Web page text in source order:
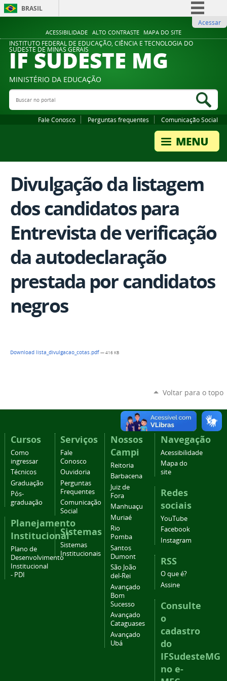
ACESSIBILIDADE ALTO CONTRASTE MAPA DO SITE
BRASIL
Comunica BR
Participe
Legislação
Acessar
INSTITUTO FEDERAL DE EDUCAÇÃO, CIÊNCIA E TECNOLOGIA DO
SUDESTE DE MINAS GERAIS
IF SUDESTE MG
MINISTÉRIO DA EDUCAÇÃO
Buscar no portal
Fale Conosco Perguntas frequentes Comunicação Social
Divulgação da listagem
dos candidatos para
Entrevista de verificação
da autodeclaração
prestada por candidatos
negros
Download lista_divulgacao_cotas.pdf— 416 KB
Voltar para o topo
Cursos
Como
ingressar
Técnicos
Graduação
Pós-
graduação
Planejamento
Institucional
Plano de
Desenvolvimento
Institucional
- PDI
Serviços
Fale
Conosco
Ouvidoria
Perguntas
Frequentes
Comunicação
Social
Sistemas
Sistemas
Institucionais
Nossos
Campi
Reitoria
Barbacena
Juiz de
Fora
Manhuaçu
Muriaé
Rio
Pomba
Santos
Dumont
São João
del-Rei
Avançado
Bom
Sucesso
Avançado
Cataguases
Avançado
Ubá
Navegação
Acessibilidade
Mapa do
site
Redes
sociais
YouTube
Facebook
Instagram
RSS
O que é?
Assine
Consulte
o
cadastro
do
IFSudesteMG
no e-